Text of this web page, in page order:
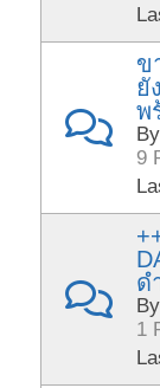
ข
ยั
พ
9
ด
1